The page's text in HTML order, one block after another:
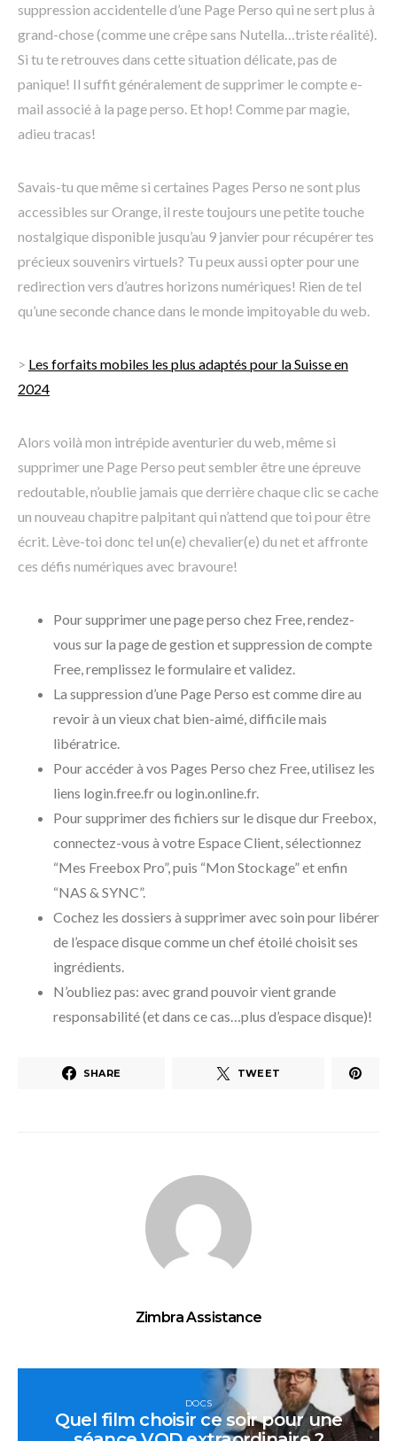
suppression accidentelle d’une Page Perso qui ne sert plus à
grand-chose (comme une crêpe sans Nutella…triste réalité).
Si tu te retrouves dans cette situation délicate, pas de
panique! Il suffit généralement de supprimer le compte e-
mail associé à la page perso. Et hop! Comme par magie,
adieu tracas!
Savais-tu que même si certaines Pages Perso ne sont plus
accessibles sur Orange, il reste toujours une petite touche
nostalgique disponible jusqu’au 9 janvier pour récupérer tes
précieux souvenirs virtuels? Tu peux aussi opter pour une
redirection vers d’autres horizons numériques! Rien de tel
qu’une seconde chance dans le monde impitoyable du web.
> Les forfaits mobiles les plus adaptés pour la Suisse en
2024
Alors voilà mon intrépide aventurier du web, même si
supprimer une Page Perso peut sembler être une épreuve
redoutable, n’oublie jamais que derrière chaque clic se cache
un nouveau chapitre palpitant qui n’attend que toi pour être
écrit. Lève-toi donc tel un(e) chevalier(e) du net et affronte
ces défis numériques avec bravoure!
Pour supprimer une page perso chez Free, rendez-
vous sur la page de gestion et suppression de compte
Free, remplissez le formulaire et validez.
La suppression d’une Page Perso est comme dire au
revoir à un vieux chat bien-aimé, difficile mais
libératrice.
Pour accéder à vos Pages Perso chez Free, utilisez les
liens login.free.fr ou login.online.fr.
Pour supprimer des fichiers sur le disque dur Freebox,
connectez-vous à votre Espace Client, sélectionnez
“Mes Freebox Pro”, puis “Mon Stockage” et enfin
“NAS & SYNC”.
Cochez les dossiers à supprimer avec soin pour libérer
de l’espace disque comme un chef étoilé choisit ses
ingrédients.
N’oubliez pas: avec grand pouvoir vient grande
responsabilité (et dans ce cas…plus d’espace disque)!
SHARE TWEET
Zimbra Assistance
DOCS
Quel film choisir ce soir pour une